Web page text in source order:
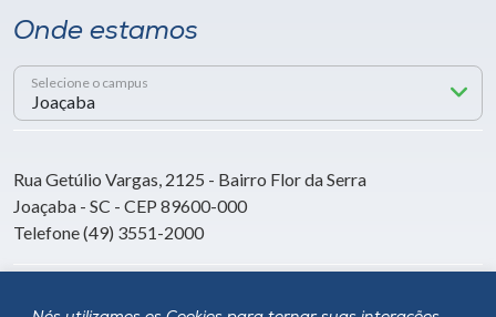
Onde estamos
Selecione o campus
Rua Getúlio Vargas, 2125 - Bairro Flor da Serra
Joaçaba - SC - CEP 89600-000
Telefone (49) 3551-2000
Siga a Unoesc